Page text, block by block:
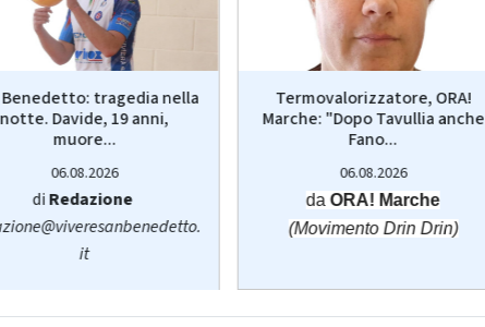
Benedetto: tragedia nella
notte. Davide, 19 anni,
muore...
06.08.2026
diRedazione
it
Termovalorizzatore, ORA!
Marche: "Dopo Tavullia anche
Fano...
06.08.2026
da ORA! Marche
(Movimento Drin Drin)